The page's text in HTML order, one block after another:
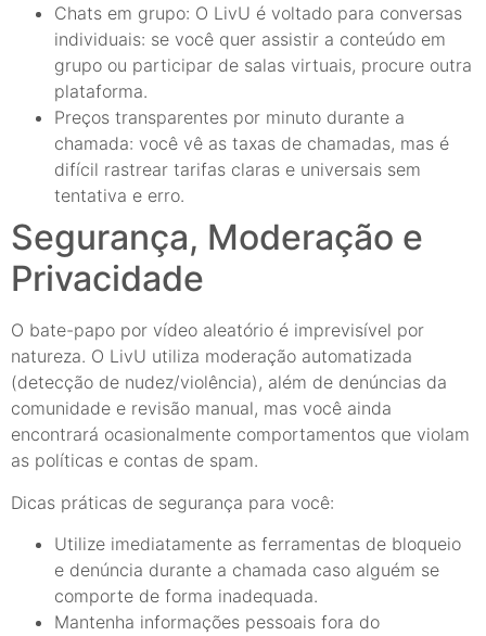
Chats em grupo: O LivU é voltado para conversas
individuais: se você quer assistir a conteúdo em
grupo ou participar de salas virtuais, procure outra
plataforma.
Preços transparentes por minuto durante a
chamada: você vê as taxas de chamadas, mas é
difícil rastrear tarifas claras e universais sem
tentativa e erro.
Segurança, Moderação e
Privacidade
O bate-papo por vídeo aleatório é imprevisível por
natureza. O LivU utiliza moderação automatizada
(detecção de nudez/violência), além de denúncias da
comunidade e revisão manual, mas você ainda
encontrará ocasionalmente comportamentos que violam
as políticas e contas de spam.
Dicas práticas de segurança para você:
Utilize imediatamente as ferramentas de bloqueio
e denúncia durante a chamada caso alguém se
comporte de forma inadequada.
Mantenha informações pessoais fora do